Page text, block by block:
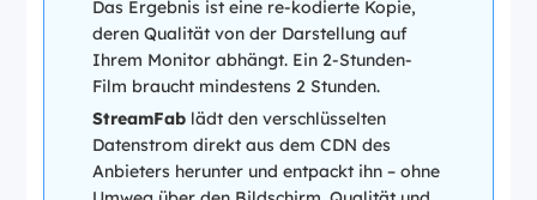
Das Ergebnis ist eine re-kodierte Kopie,
deren Qualität von der Darstellung auf
Ihrem Monitor abhängt. Ein 2-Stunden-
Film braucht mindestens 2 Stunden.
StreamFab lädt den verschlüsselten
Datenstrom direkt aus dem CDN des
Anbieters herunter und entpackt ihn – ohne